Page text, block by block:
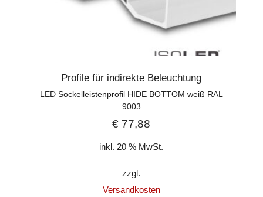
Profile für indirekte Beleuchtung
LED Sockelleistenprofil HIDE BOTTOM weiß RAL
9003
€ 77,88
inkl. 20 % MwSt.
zzgl.
Versandkosten